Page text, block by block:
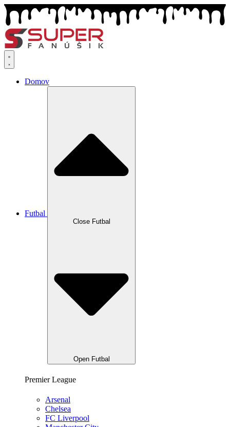
Preskočiť
na
obsah
Domov
Futbal
Close Futbal
Open Futbal
Premier League
Arsenal
Chelsea
FC Liverpool